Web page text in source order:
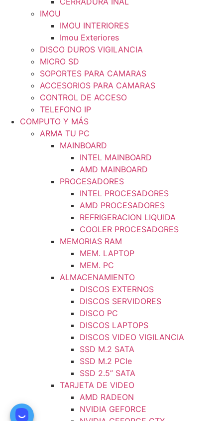
IMOU
IMOU INTERIORES
Imou Exteriores
DISCO DUROS VIGILANCIA
MICRO SD
SOPORTES PARA CAMARAS
ACCESORIOS PARA CAMARAS
CONTROL DE ACCESO
TELEFONO IP
COMPUTO Y MÁS
ARMA TU PC
MAINBOARD
INTEL MAINBOARD
AMD MAINBOARD
PROCESADORES
INTEL PROCESADORES
AMD PROCESADORES
REFRIGERACION LIQUIDA
COOLER PROCESADORES
MEMORIAS RAM
MEM. LAPTOP
MEM. PC
ALMACENAMIENTO
DISCOS EXTERNOS
DISCOS SERVIDORES
DISCO PC
DISCOS LAPTOPS
DISCOS VIDEO VIGILANCIA
SSD M.2 SATA
SSD M.2 PCIe
SSD 2.5” SATA
TARJETA DE VIDEO
AMD RADEON
NVIDIA GEFORCE